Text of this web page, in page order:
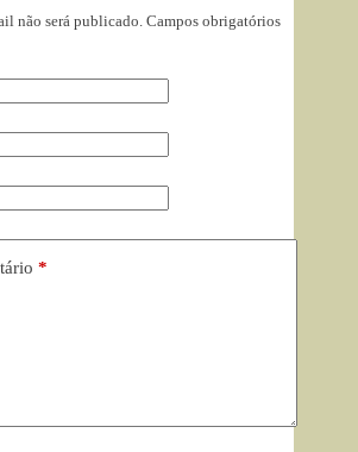
não será publicado. Campos obrigatórios
*